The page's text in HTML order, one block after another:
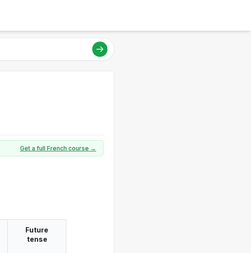
Get a full French course →
Future
tense